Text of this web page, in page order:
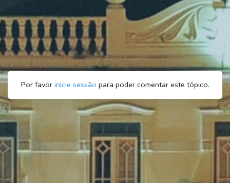
Por favor inicie sessão para poder comentar este tópico.